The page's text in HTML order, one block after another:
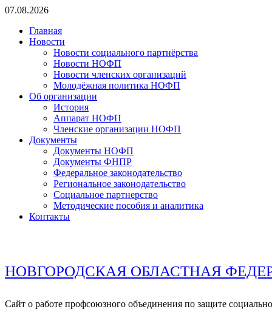
Перейти
содержимому
07.08.2026
Главная
Новости
Новости социального партнёрства
Новости НОФП
Новости членских организаций
Молодёжная политика НОФП
Об организации
История
Аппарат НОФП
Членские организации НОФП
Документы
Документы НОФП
Документы ФНПР
Федеральное законодательство
Региональное законодательство
Социальное партнерство
Методические пособия и аналитика
Контакты
НОВГОРОДСКАЯ ОБЛАСТНАЯ
Сайт о работе профсоюзного объединения по защите